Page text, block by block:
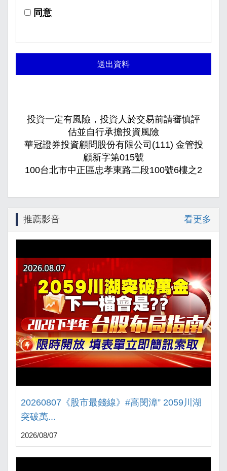
同意
送出資料
投資一定有風險，投資人於交易前請審慎評
估並自行承擔投資風險
華冠證券投資顧問股份有限公司(111) 金管投
顧新字第015號
100台北市中正區忠孝東路二段100號6樓之2
推薦影音 看更多
20260807《股市最錢線》#高閔漳” 2059川湖
突破萬...
2026/08/07